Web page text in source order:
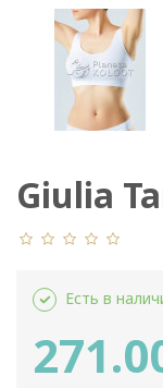
Giulia
Classic)
Есть в